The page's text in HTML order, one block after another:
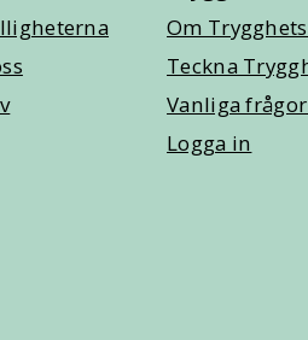
Om
Teckna
Vanliga frågor
Logga in